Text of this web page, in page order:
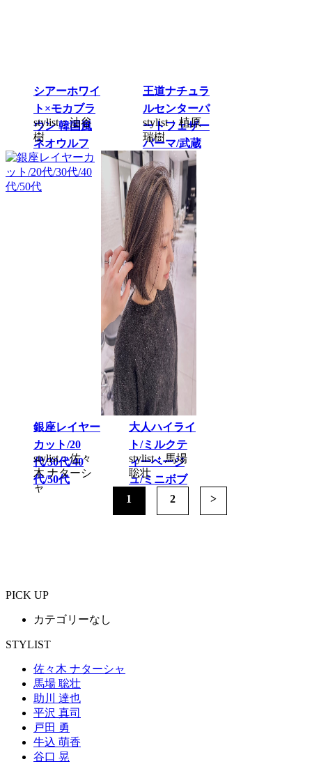
シアーホワイ
ト×モカブラ
ウン 韓国風
ネオウルフ
stylist：油谷
樹
王道ナチュラ
ルセンターパ
ートフェザー
パーマ/武蔵
小杉
stylist：植原
瑞樹
銀座レイヤー
カット/20
代/30代/40
代/50代
stylist：佐々
木 ナターシ
ャ
大人ハイライ
ト/ミルクテ
ィーベージ
ュ/ミニボブ
stylist：馬場
聡壮
1 2 >
PICK UP
カテゴリーなし
STYLIST
佐々木 ナターシャ
馬場 聡壮
助川 達也
平沢 真司
戸田 勇
牛込 萌香
谷口 晃